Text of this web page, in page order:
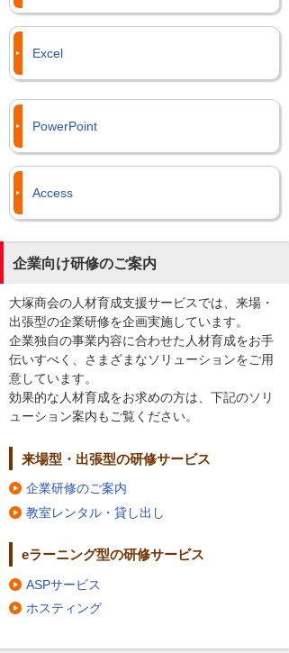
Excel
PowerPoint
Access
企業向け研修のご案内
大塚商会の人材育成支援サービスでは、来場・
出張型の企業研修を企画実施しています。
企業独自の事業内容に合わせた人材育成をお手
伝いすべく、さまざまなソリューションをご用
意しています。
効果的な人材育成をお求めの方は、下記のソリ
ューション案内もご覧ください。
来場型・出張型の研修サービス
企業研修のご案内
教室レンタル・貸し出し
eラーニング型の研修サービス
ASPサービス
ホスティング